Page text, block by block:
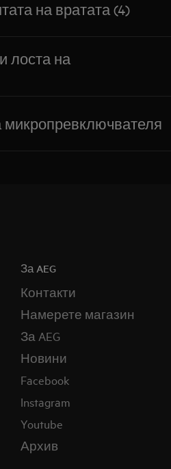
на вратата (4)
лоста на
микропревключвателя
За AEG
Контакти
Намерете магазин
За AEG
Новини
Facebook
Instagram
Youtube
Архив